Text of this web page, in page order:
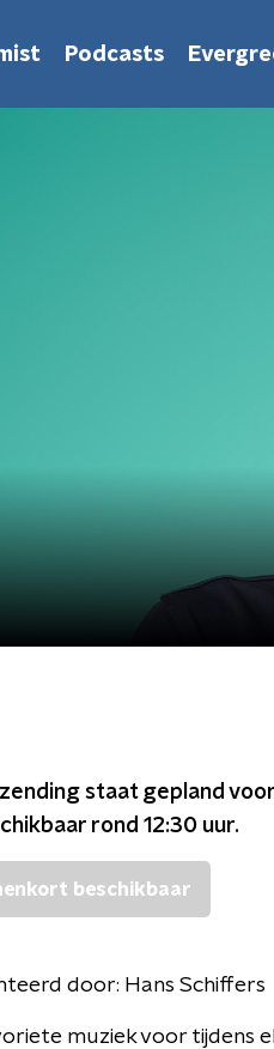
Podcasts
staat gepland voor
rond 12:30 uur.
beschikbaar
door: Hans Schiffers
muziek voor tijdens